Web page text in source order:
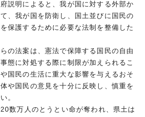
説明によると、我が国に対する外部か
、我が国を防衛し、国土並びに国民の
保護するために必要な法制を整備した
の法案は、憲法で保障する国民の自由
態に対処する際に制限が加えられるこ
国民の生活に重大な影響を与えるおそ
や国民の意見を十分に反映し、慎重を
。
数万人のとうとい命が奪われ、県土は